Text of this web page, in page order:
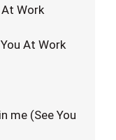
At Work
At Work
me (See You